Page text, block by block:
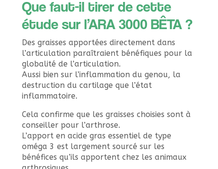
Que faut-il tirer de cette
étude sur l’ARA 3000 BÊTA ?
Des graisses apportées directement dans
l’articulation paraîtraient bénéfiques pour la
globalité de l’articulation.
Aussi bien sur l’inflammation du genou, la
destruction du cartilage que l’état
inflammatoire.
Cela confirme que les graisses choisies sont à
conseiller pour l’arthrose.
L’apport en acide gras essentiel de type
oméga 3 est largement sourcé sur les
bénéfices qu’ils apportent chez les animaux